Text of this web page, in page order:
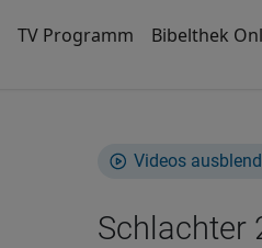
TV Programm Bibelthek
Videos
Schlachter